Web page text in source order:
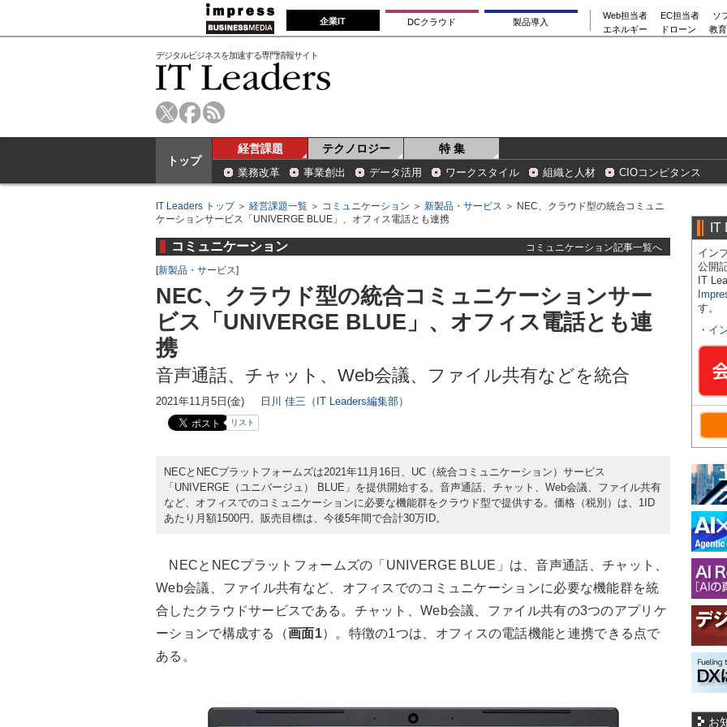
企業IT DCクラウド 製品導入
Web担当者 EC担当者
ソ
エネルギー
ドローン 教
デジタルビジネスを加速する専門情報サイト
トップ
経営課題 テクノロジー 特 集
業務改革 事業創出 データ活用 ワークスタイル 組織と人材 CIOコンピタンス
IT Leaders トップ＞ 経営課題一覧 ＞ コミュニケーション ＞ 新製品・サービス ＞ NEC、クラウド型の統合コミュニ
ケーションサービス「UNIVERGE BLUE」、オフィス電話とも連携
コミュニケーション
コミュニケーション記事一覧へ
[新製品・サービス]
NEC、クラウド型の統合コミュニケーションサー
ビス「UNIVERGE BLUE」、オフィス電話とも連
携
音声通話、チャット、Web会議、ファイル共有などを統合
2021年11月5日(金) 日川 佳三（IT Leaders編集部）
リスト
NECとNECプラットフォームズは2021年11月16日、UC（統合コミュニケーション）サービス
「UNIVERGE（ユニバージュ） BLUE」を提供開始する。音声通話、チャット、Web会議、ファイル共有
など、オフィスでのコミュニケーションに必要な機能群をクラウド型で提供する。価格（税別）は、1ID
あたり月額1500円。販売目標は、今後5年間で合計30万ID。
NECとNECプラットフォームズの「UNIVERGE BLUE」は、音声通話、チャット、
Web会議、ファイル共有など、オフィスでのコミュニケーションに必要な機能群を統
合したクラウドサービスである。チャット、Web会議、ファイル共有の3つのアプリケ
ーションで構成する（画面1）。特徴の1つは、オフィスの電話機能と連携できる点で
ある。
IT
イン
公開
IT
す。
・ イ
お